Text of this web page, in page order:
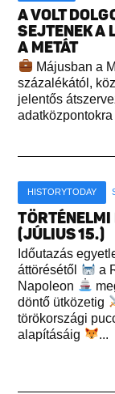
A VOLT
SEJTENEK A
A METÁT
Májusban a
százalékától,
jelentős
HISTORYTODAY
(JÚLIUS 15.)
Időutazás
áttörésétől
a
Napoleon
döntő ütközetig
törökországi
alapításáig
...